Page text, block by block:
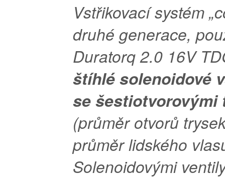
Vstřikovací systém
druhé generace,
Duratorq 2.0 16V
štíhlé solenoidové
se šestiotvorovými
(průměr otvorů
průměr lidského
Solenoidovými